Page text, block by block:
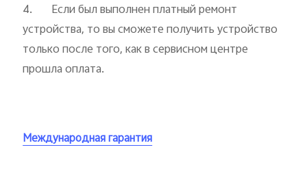
4. Если был выполнен платный ремонт
устройства, то вы сможете получить устройство
только после того, как в сервисном центре
прошла оплата.
Международная гарантия